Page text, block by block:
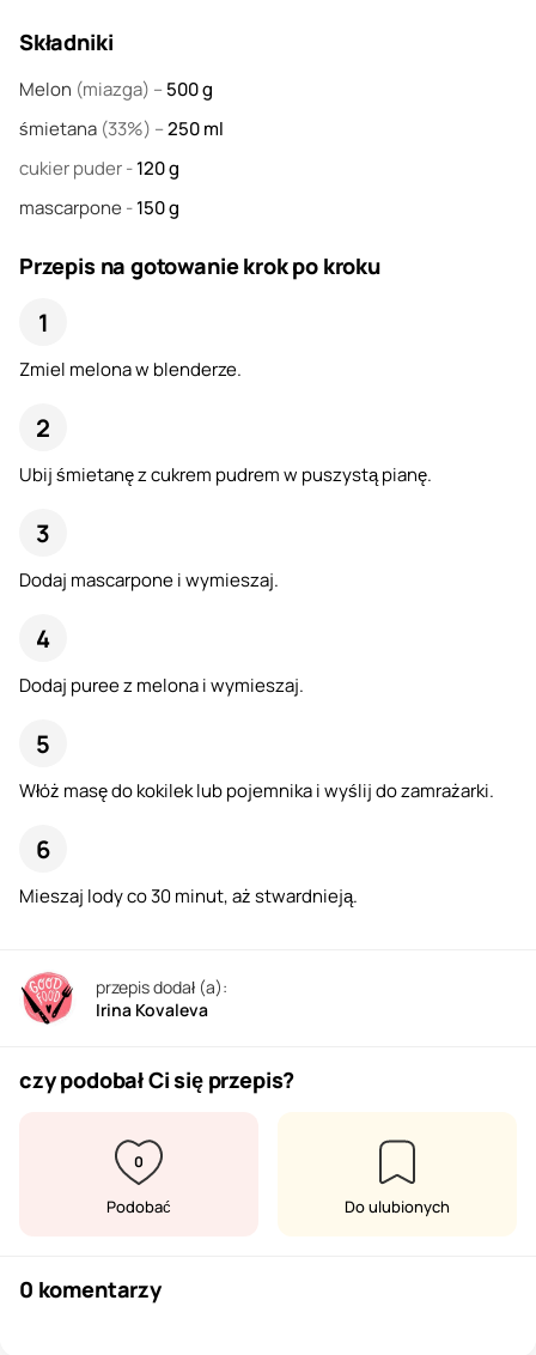
Składniki
Melon (miazga) –500g
śmietana (33%) –250ml
cukier puder-120g
mascarpone -150g
Przepis na gotowanie krok po kroku
Zmiel melona w blenderze.
Ubij śmietanę z cukrem pudrem w puszystą pianę.
Dodaj mascarpone i wymieszaj.
Dodaj puree z melona i wymieszaj.
Włóż masę do kokilek lub pojemnika i wyślij do zamrażarki.
Mieszaj lody co 30 minut, aż stwardnieją.
przepis dodał (a):
Irina Kovaleva
czy podobał Ci się przepis?
0
Podobać Do ulubionych
0 komentarzy